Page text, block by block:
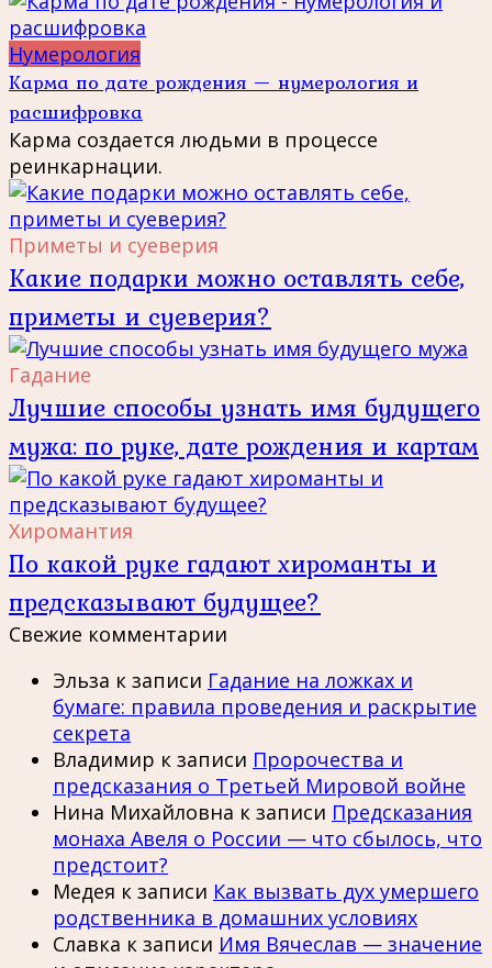
Нумерология
Карма по дате рождения — нумерология и
расшифровка
Карма создается людьми в процессе
реинкарнации.
Приметы и суеверия
Какие подарки можно оставлять себе,
приметы и суеверия?
Гадание
Лучшие способы узнать имя будущего
мужа: по руке, дате рождения и картам
Хиромантия
По какой руке гадают хироманты и
предсказывают будущее?
Свежие комментарии
Эльза к записи Гадание на ложках и
бумаге: правила проведения и раскрытие
секрета
Владимир к записи Пророчества и
предсказания о Третьей Мировой войне
Нина Михайловна к записи Предсказания
монаха Авеля о России — что сбылось, что
предстоит?
Медея к записи Как вызвать дух умершего
родственника в домашних условиях
Славка к записи Имя Вячеслав — значение